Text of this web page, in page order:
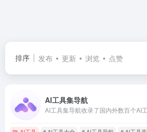
排序 发布 更新 浏览 点赞
AI工具集导航